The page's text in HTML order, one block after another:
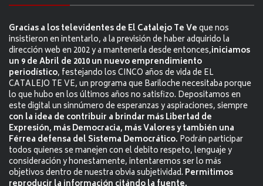
Gracias a los televidentes de El Catalejo Te Veque nos
insistieron en intentarlo, a la previsión de haber adquirido la
dirección web en 2002 y a mantenerla desde entonces,iniciamos
un 9 de Abril de 2010 un nuevo emprendimiento
periodístico, festejando los CINCO años de vida de EL
CATALEJO TE VE, un programa que Bariloche necesitaba porque
lo que hubo en los últimos años no satisfizo. Depositamos en
este digital un sinnúmero de esperanzas y aspiraciones, siempre
con la idea de contribuir a brindar más Libertad de
Expresión, más Democracia, más Valores y también una
Férrea defensa del Sistema Democrático. Podrán participar
todos quienes se manejen con el debito respeto, lenguaje y
consideración y honestamente, intentaremos ser lo más
objetivos dentro de nuestra obvia subjetividad. Permitimos